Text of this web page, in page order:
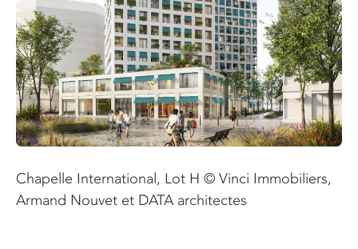
Chapelle International, Lot H © Vinci Immobiliers,
Armand Nouvet et DATA architectes